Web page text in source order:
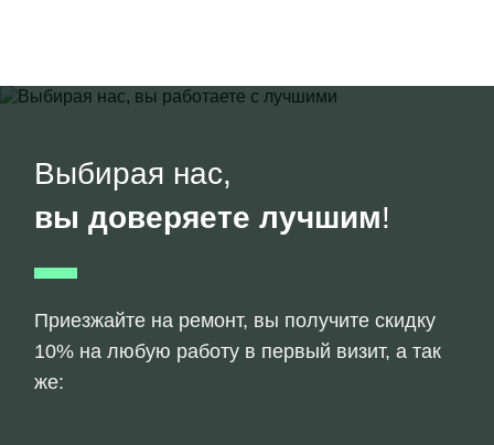
Выбирая нас,
вы доверяете лучшим!
Приезжайте на ремонт, вы получите скидку
10% на любую работу в первый визит, а так
же: